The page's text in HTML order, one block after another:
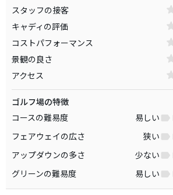
スタッフの接客
キャディの評価
コストパフォーマンス
景観の良さ
アクセス
ゴルフ場の特徴
コースの難易度
易しい
フェアウェイの広さ
狭い
アップダウンの多さ
少ない
グリーンの難易度
易しい